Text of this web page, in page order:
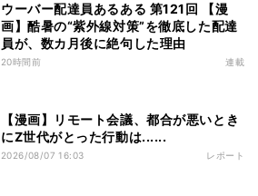
ウーバー配達員あるある 第121回 【漫
画】酷暑の“紫外線対策”を徹底した配達
員が、数カ月後に絶句した理由
20時間前 連載
【漫画】リモート会議、都合が悪いとき
にZ世代がとった行動は......
2026/08/07 16:03 レポート